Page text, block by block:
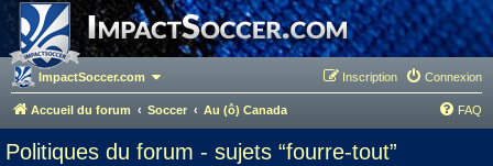
ImpactSoccer.com Connexion
Inscription
Accueil du forum Soccer Au (ô) Canada FAQ
Politiques du forum - sujets “fourre-tout”